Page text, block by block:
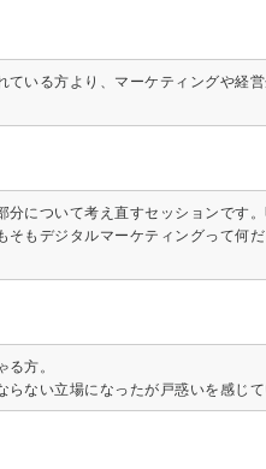
いる方より、マーケティングや経
分について考え直すセッションです
もデジタルマーケティングって何
方。
ない立場になったが戸惑いを感じて